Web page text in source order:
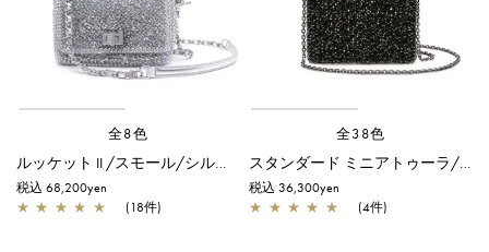
全8色
ルッケット II /スモール/シルバー
税込 68,200yen
★ ★ ★ ★ ★ (18件)
全38色
スタンダード ミニアトゥーラ/ブラック
税込 36,300yen
★ ★ ★ ★ ★ (4件)